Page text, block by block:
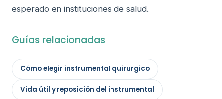
esperado en instituciones de salud.
Guías relacionadas
Cómo elegir instrumental quirúrgico
Vida útil y reposición del instrumental